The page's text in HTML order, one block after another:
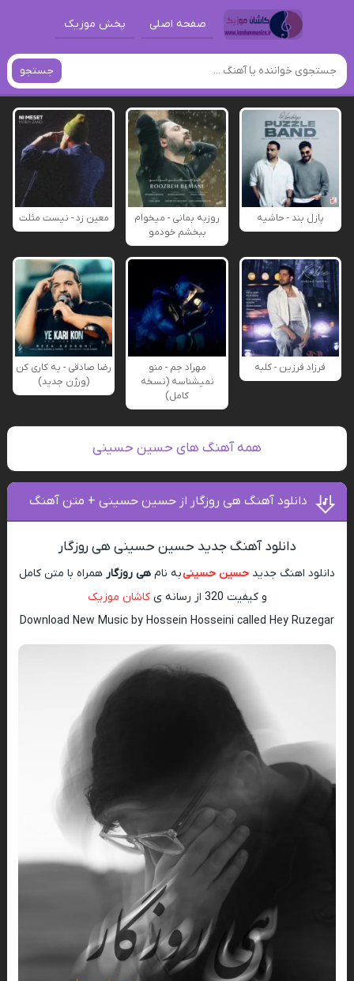
صفحه اصلی پخش موزیک
جستجو
پازل بند - حاشیه
روزبه بمانی - میخوام
ببخشم خودمو
معین زد - نیست مثلت
فرزاد فرزین - کلبه
مهراد جم - منو
نمیشناسه (نسخه
کامل)
رضا صادقی - یه کاری کن
(ورژن جدید)
همه آهنگ های حسین حسینی
دانلود آهنگ هی روزگار از حسین حسینی + متن آهنگ
دانلود آهنگ جدید حسین حسینی هی روزگار
دانلود اهنگ جدید حسین حسینیبه نام هی روزگار همراه با متن کامل
و کیفیت 320 از رسانه ی
کاشان موزیک
Download New Music by Hossein Hosseini called Hey Ruzegar